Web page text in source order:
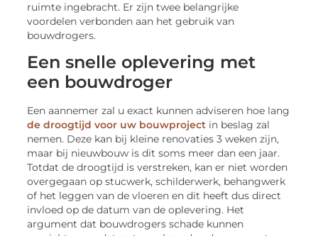
ruimte ingebracht. Er zijn twee belangrijke
voordelen verbonden aan het gebruik van
bouwdrogers.
Een snelle oplevering met
een bouwdroger
Een aannemer zal u exact kunnen adviseren hoe lang
de droogtijd voor uw bouwproject in beslag zal
nemen. Deze kan bij kleine renovaties 3 weken zijn,
maar bij nieuwbouw is dit soms meer dan een jaar.
Totdat de droogtijd is verstreken, kan er niet worden
overgegaan op stucwerk, schilderwerk, behangwerk
of het leggen van de vloeren en dit heeft dus direct
invloed op de datum van de oplevering. Het
argument dat bouwdrogers schade kunnen